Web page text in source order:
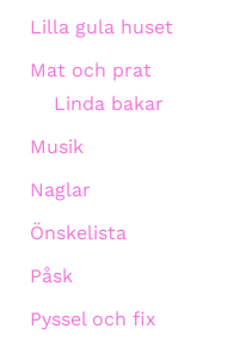
Lilla gula huset
Mat och prat
Linda bakar
Musik
Naglar
Önskelista
Påsk
Pyssel och fix